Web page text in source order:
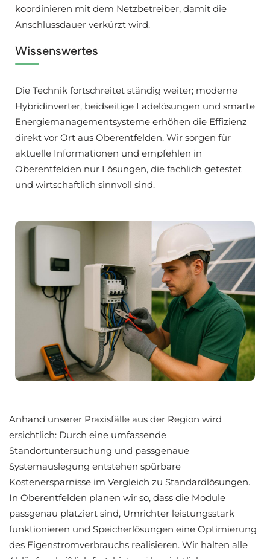
koordinieren mit dem Netzbetreiber, damit die
Anschlussdauer verkürzt wird.
Wissenswertes
Die Technik fortschreitet ständig weiter; moderne
Hybridinverter, beidseitige Ladelösungen und smarte
Energiemanagementsysteme erhöhen die Effizienz
direkt vor Ort aus Oberentfelden. Wir sorgen für
aktuelle Informationen und empfehlen in
Oberentfelden nur Lösungen, die fachlich getestet
und wirtschaftlich sinnvoll sind.
Anhand unserer Praxisfälle aus der Region wird
ersichtlich: Durch eine umfassende
Standortuntersuchung und passgenaue
Systemauslegung entstehen spürbare
Kostenersparnisse im Vergleich zu Standardlösungen.
In Oberentfelden planen wir so, dass die Module
passgenau platziert sind, Umrichter leistungsstark
funktionieren und Speicherlösungen eine Optimierung
des Eigenstromverbrauchs realisieren. Wir halten alle